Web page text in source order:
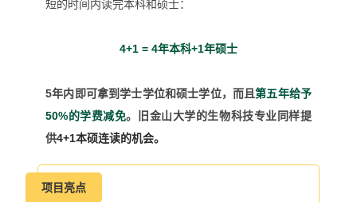
短的时间内读完本科和硕士：
4+1 = 4年本科+1年硕士
5年内即可拿到学士学位和硕士学位，而且第五年给予
50%的学费减免。旧金山大学的生物科技专业同样提
供4+1本硕连读的机会。
项目亮点